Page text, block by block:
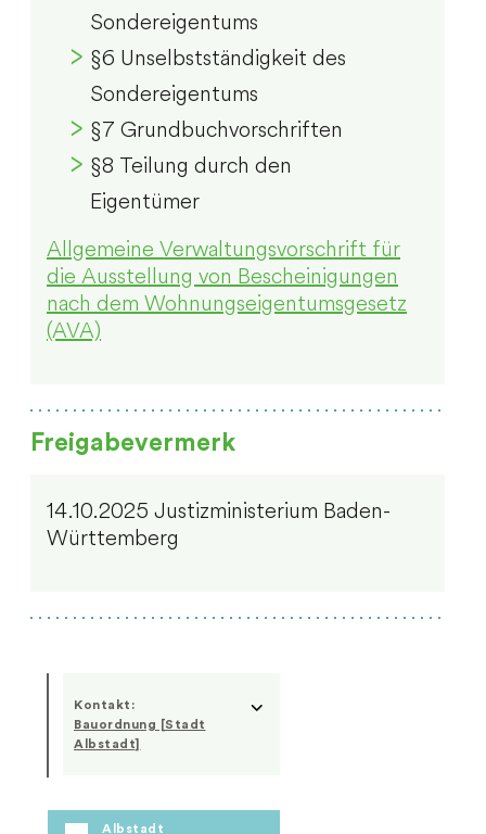
Sondereigentums
§6 Unselbstständigkeit des
Sondereigentums
§7 Grundbuchvorschriften
§8 Teilung durch den
Eigentümer
Allgemeine Verwaltungsvorschrift für
die Ausstellung von Bescheinigungen
nach dem Wohnungseigentumsgesetz
(AVA)
Freigabevermerk
14.10.2025 Justizministerium Baden-
Württemberg
Kontakt:
Bauordnung [Stadt
Albstadt]
Albstadt